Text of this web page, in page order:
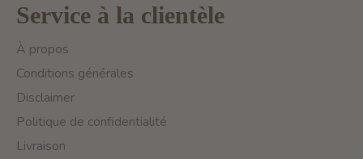
Service à la clientèle
À propos
Conditions générales
Disclaimer
Politique de confidentialité
Livraison